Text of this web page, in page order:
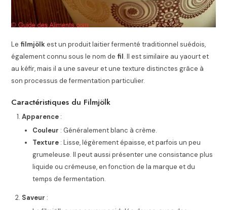
Le filmjölkest un produit laitier fermenté traditionnel suédois,
également connu sous le nom de fil. Il est similaire au yaourt et
au kéfir, mais il a une saveur et une texture distinctes grâce à
son processus de fermentation particulier.
Caractéristiques du Filmjölk
Apparence :
Couleur : Généralement blanc à crème.
Texture : Lisse, légèrement épaisse, et parfois un peu
grumeleuse. Il peut aussi présenter une consistance plus
liquide ou crémeuse, en fonction de la marque et du
temps de fermentation.
Saveur :